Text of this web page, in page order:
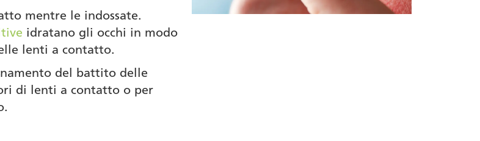
mentre le indossate.
idratano gli occhi in modo
lenti a contatto.
del battito delle
di lenti a contatto o per